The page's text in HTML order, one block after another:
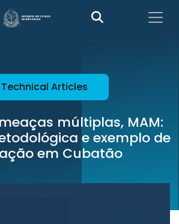
Technical Articles
múltiplas, MAM:
e exemplo de
em Cubatão